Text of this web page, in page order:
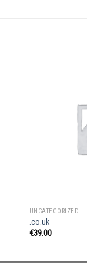
UNCATEGORIZED
.co.uk
€39.00